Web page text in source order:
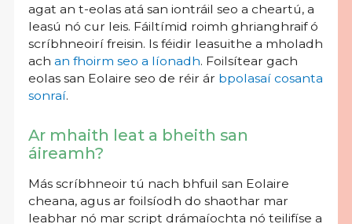
agat an t-eolas atá san iontráil seo a cheartú, a
leasú nó cur leis. Fáiltímid roimh ghrianghraif ó
scríbhneoirí freisin. Is féidir leasuithe a mholadh
ach an fhoirm seo a líonadh. Foilsítear gach
eolas san Eolaire seo de réir ár bpolasaí cosanta
sonraí.
Ar mhaith leat a bheith san
áireamh?
Más scríbhneoir tú nach bhfuil san Eolaire
cheana, agus ar foilsíodh do shaothar mar
leabhar nó mar script drámaíochta nó teilifíse a